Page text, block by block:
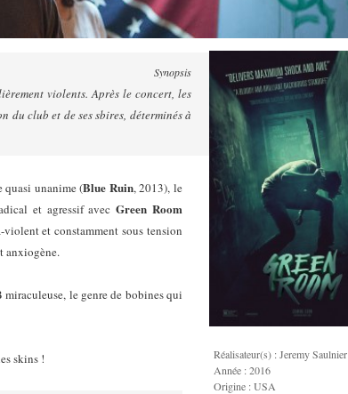
Synopsis
violents. Après le concert, les
club et de ses sbires, déterminés à
quasi unanime (Blue Ruin, 2013), le
et agressif avecGreen Room
et constamment sous tension
anxiogène.
miraculeuse, le genre de bobines qui
skins !
Réalisateur(s) : Jeremy Saulnier
Année : 2016
Origine : USA